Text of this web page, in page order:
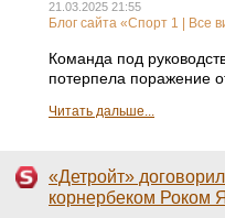
21.03.2025 21:55
Блог сайта «Спорт 1 | Все
Команда под
потерпела поражение
Читать дальше...
«Детройт»
корнербеком Роком